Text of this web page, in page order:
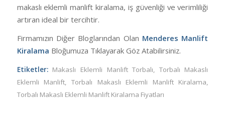
makaslı eklemli manlift kiralama, iş güvenliği ve verimliliği
artıran ideal bir tercihtir.
Firmamızın Diğer Bloglarından Olan Menderes Manlift
Kiralama Bloğumuza Tıklayarak Göz Atabilirsiniz.
Etiketler: Makaslı Eklemli Manlift Torbalı, Torbalı Makaslı
Eklemli Manlift, Torbalı Makaslı Eklemli Manlift Kiralama,
Torbalı Makaslı Eklemli Manlift Kiralama Fiyatları